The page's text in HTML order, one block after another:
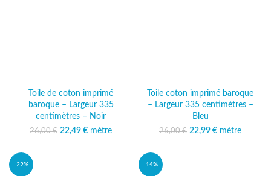
Toile de coton imprimé
baroque – Largeur 335
centimètres – Noir
26,00€ Le prix initial était :
22,49 €
Le prix
mètre
Toile coton imprimé baroque
– Largeur 335 centimètres –
Bleu
26,00€ Le prix initial était :
22,99 €
Le prix
mètre
-22% -14%